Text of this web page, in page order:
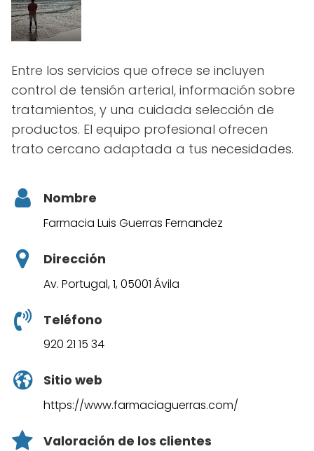
Entre los servicios que ofrece se incluyen
control de tensión arterial, información sobre
tratamientos, y una cuidada selección de
productos. El equipo profesional ofrecen
trato cercano adaptada a tus necesidades.
Nombre
Farmacia Luis Guerras Fernandez
Dirección
Av. Portugal, 1, 05001 Ávila
Teléfono
920 21 15 34
Sitio web
https://www.farmaciaguerras.com/
Valoración de los clientes